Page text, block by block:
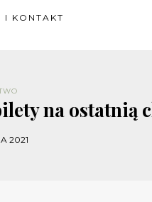
I KONTAKT
na ostatnią
2021